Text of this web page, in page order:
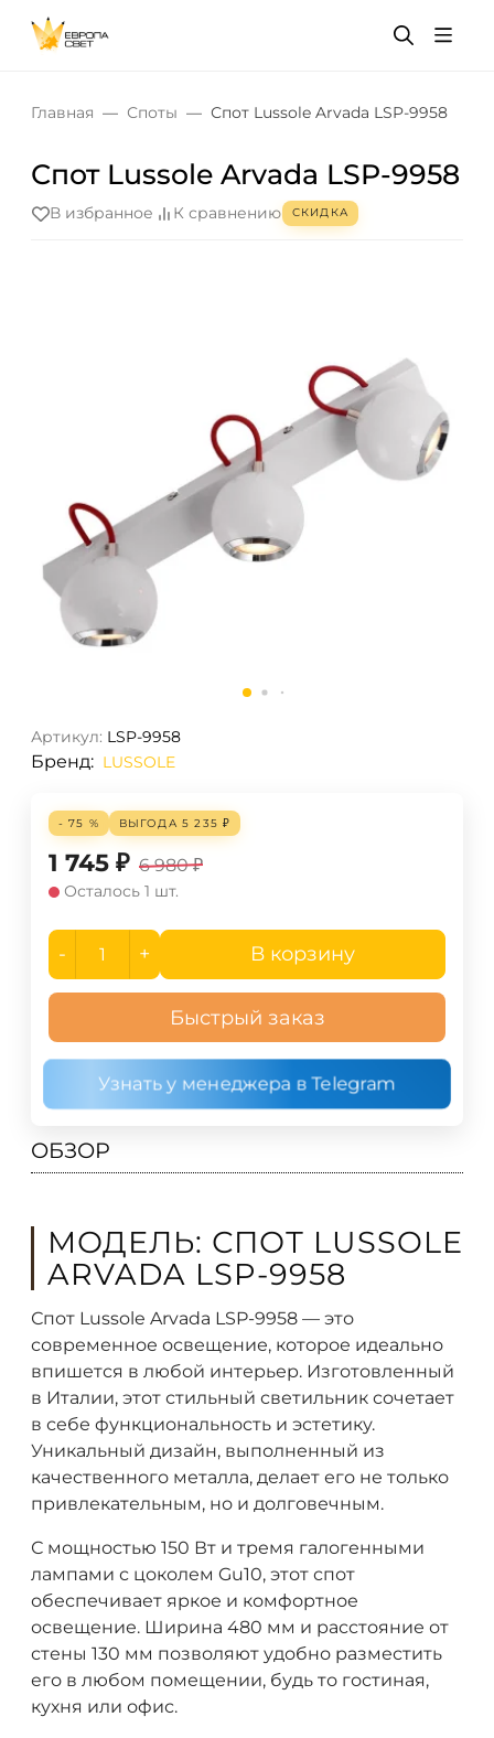
Главная Споты Спот Lussole Arvada LSP-9958
Спот Lussole Arvada LSP-9958
В избранное К сравнению СКИДКА
Артикул: LSP-9958
Бренд: LUSSOLE
- 75 % ВЫГОДА 5 235 ₽
1 745 ₽ 6 980 ₽
Осталось 1 шт.
- + В корзину
Быстрый заказ
Узнать у менеджера в Telegram
ОБЗОР
МОДЕЛЬ: СПОТ LUSSOLE
ARVADA LSP-9958
Спот Lussole Arvada LSP-9958 — это
современное освещение, которое идеально
впишется в любой интерьер. Изготовленный
в Италии, этот стильный светильник сочетает
в себе функциональность и эстетику.
Уникальный дизайн, выполненный из
качественного металла, делает его не только
привлекательным, но и долговечным.
С мощностью 150 Вт и тремя галогенными
лампами с цоколем Gu10, этот спот
обеспечивает яркое и комфортное
освещение. Ширина 480 мм и расстояние от
стены 130 мм позволяют удобно разместить
его в любом помещении, будь то гостиная,
кухня или офис.